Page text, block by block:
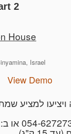
2
House
Israel
View Demo
את הרכישה ויציעו